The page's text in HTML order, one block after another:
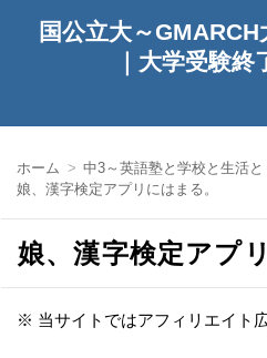
国公立大～
｜大学受験
ホーム
中3～英語塾と学校と生活と
娘、漢字検定アプリにはまる。
娘、漢字検定アプ
※ 当サイトではアフィリエイト